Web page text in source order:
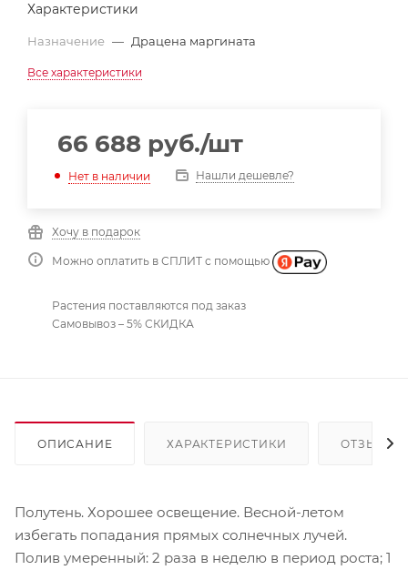
Характеристики
Назначение — Драцена маргината
Все характеристики
66 688 руб./шт
Нет в наличии Нашли дешевле?
Хочу в подарок
Можно оплатить в СПЛИТ с помощью
Растения поставляются под заказ
Самовывоз – 5% СКИДКА
ОПИСАНИЕ ХАРАКТЕРИСТИКИ ОТЗЫВЫ
Полутень. Хорошее освещение. Весной-летом
избегать попадания прямых солнечных лучей.
Полив умеренный: 2 раза в неделю в период роста; 1